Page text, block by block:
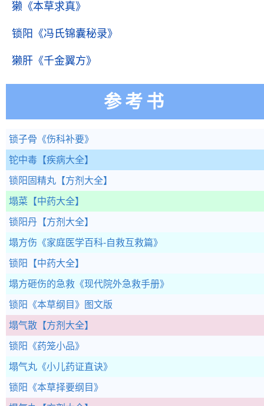
獭 《本草求真》
锁阳 《冯氏锦囊秘录》
獭肝 《千金翼方》
参考书
锁子骨 《伤科补要》
铊中毒 【疾病大全】
锁阳固精丸 【方剂大全】
塌菜 【中药大全】
锁阳丹 【方剂大全】
塌方伤 《家庭医学百科-自救互救篇》
锁阳 【中药大全】
塌方砸伤的急救 《现代院外急救手册》
锁阳 《本草纲目》图文版
塌气散 【方剂大全】
锁阳 《药笼小品》
塌气丸 《小儿药证直诀》
锁阳 《本草择要纲目》